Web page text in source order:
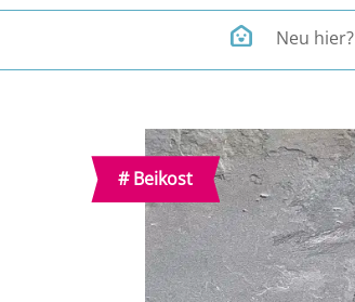
Neu hier?
#Beikost